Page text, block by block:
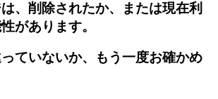
、削除されたか、または現在利
があります。
ていないか、もう一度お確かめ